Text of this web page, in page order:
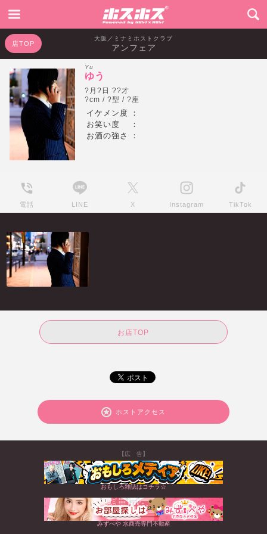
大阪／ミナミホストクラブ
アンフェア
店TOP
Yu
ゆう
?月?日 ??才
?cm / ?型 / ?座
イケメン度
：
お笑い度
：
お酒の強さ
：
電話 LINE X Instagram TikTok
お店TOP
ホストアクセス
【広 告】
おもしろ雑誌はコチラ☆
みずべや 水商売専門不動産